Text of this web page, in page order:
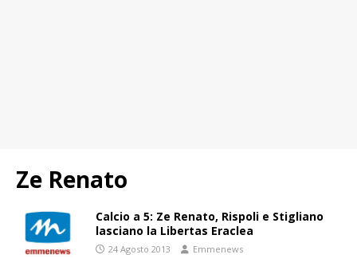
Ze Renato
Calcio a 5: Ze Renato, Rispoli e Stigliano
lasciano la Libertas Eraclea
24 Agosto 2013 Emmenews